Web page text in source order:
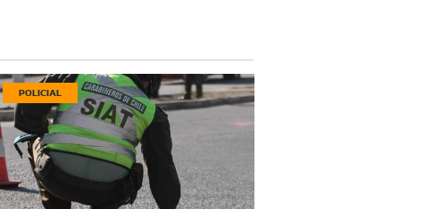
POLICIAL